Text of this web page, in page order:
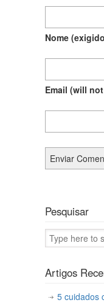
Nome
Email (will
Pesquisar
Artigos
5 cuidados